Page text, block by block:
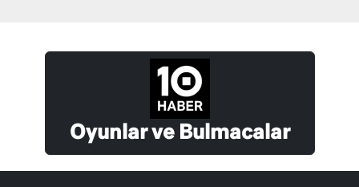
Oyunlar ve Bulmacalar